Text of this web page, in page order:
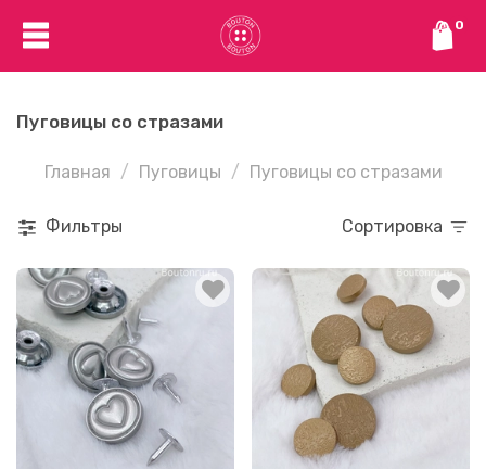
0
Пуговицы со стразами
Главная Пуговицы Пуговицы со стразами
Фильтры Сортировка